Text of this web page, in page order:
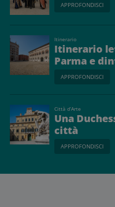
APPROFONDISCI
Itinerario
Itinerario
Parma e
APPROFONDISCI
Città d’Arte
Una
città
APPROFONDISCI